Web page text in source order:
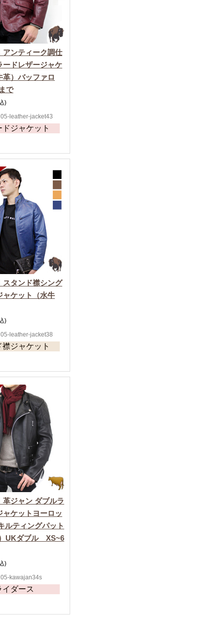
アンティーク調仕
ードレザージャケ
革）バッファロ
で
)
leather-jacket43
ドジャケット
スタンド襟シング
ャケット（水牛
)
leather-jacket38
襟ジャケット
革ジャン ダブルラ
ャケットヨーロッ
ルティングパット
UKダブル XS~6
)
kawajan34s
イダース